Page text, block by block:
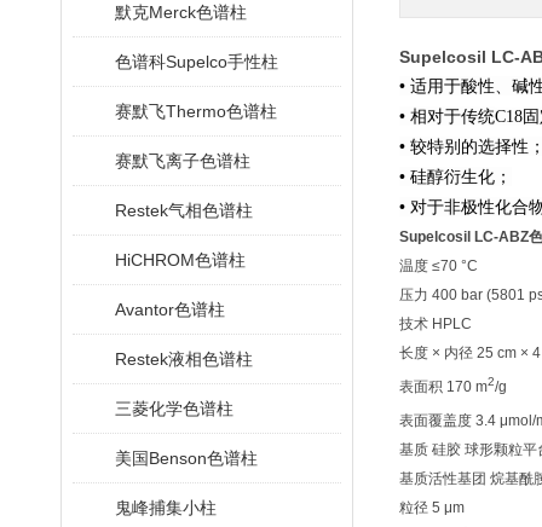
默克Merck色谱柱
色谱科Supelco手性柱
赛默飞Thermo色谱柱
赛默飞离子色谱柱
Restek气相色谱柱
HiCHROM色谱柱
Avantor色谱柱
Restek液相色谱柱
三菱化学色谱柱
美国Benson色谱柱
鬼峰捕集小柱
Supelcosil LC-
• 适用于酸性、碱
• 相对于传统C18
• 较特别 的选择性
• 硅醇衍生化；
• 对于非极性化合
Supelcosil LC-ABZ
温度 ≤70 °C
压力 400 bar (5801
技术 HPLC
长度 × 内径 25 cm ×
表面积 170 m2/g
表面覆盖度 3.4 μmol/
基质 硅胶 球形颗粒平
基质活性基团 烷基酰
粒径 5 μm